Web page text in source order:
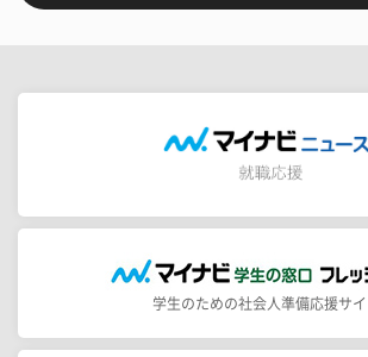
学生のための社会人準備応援サイ